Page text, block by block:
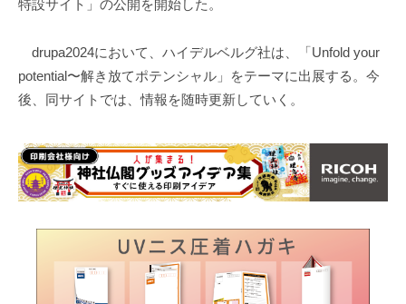
特設サイト」の公開を開始した。
drupa2024において、ハイデルベルグ社は、「Unfold your
potential〜解き放てポテンシャル」をテーマに出展する。今
後、同サイトでは、情報を随時更新していく。